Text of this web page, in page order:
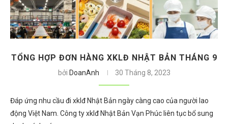
TỔNG HỢP ĐƠN HÀNG XKLĐ NHẬT BẢN THÁNG 9
bởi DoanAnh 30 Tháng 8, 2023
Đáp ứng nhu cầu đi xklđ Nhật Bản ngày càng cao của người lao
động Việt Nam. Công ty xklđ Nhật Bản Vạn Phúc liên tục bổ sung